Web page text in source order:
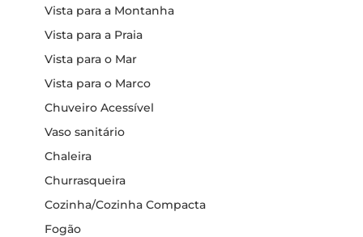
Vista para a Montanha
Vista para a Praia
Vista para o Mar
Vista para o Marco
Chuveiro Acessível
Vaso sanitário
Chaleira
Churrasqueira
Cozinha/Cozinha Compacta
Fogão